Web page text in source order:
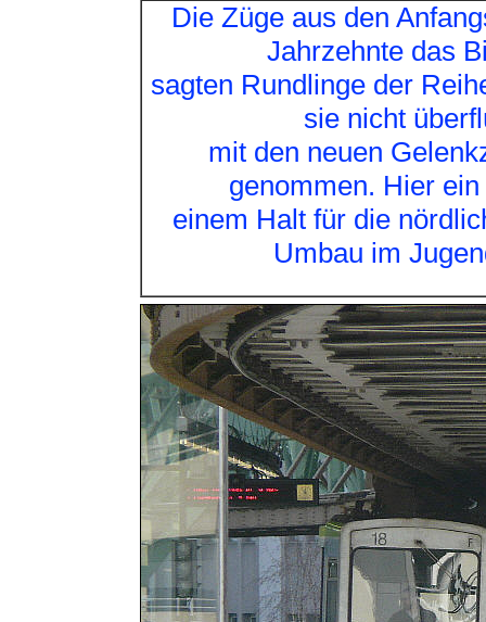
Die Züge aus den
Jahrzehnte das
sagten Rundlinge der
sie nicht
mit den neuen
genommen. Hier
einem Halt für die
Umbau im